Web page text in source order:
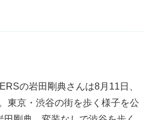
の岩田剛典さんは8月11日、
東京・渋谷の街を歩く様子を公